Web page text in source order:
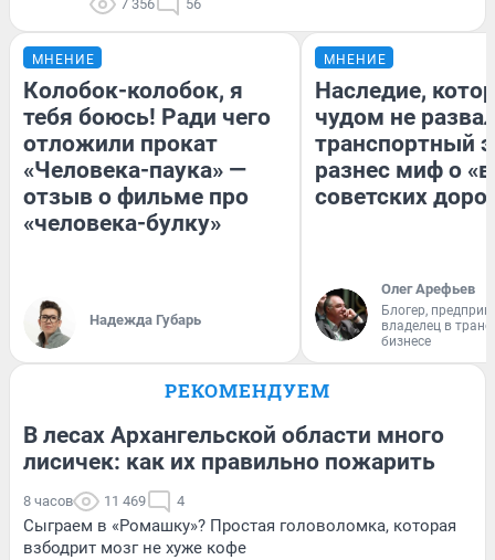
7 356 56
МНЕНИЕ
Колобок-колобок, я
тебя боюсь! Ради чего
отложили прокат
«Человека-паука» —
отзыв о фильме про
«человека-булку»
Надежда Губарь
МНЕНИЕ
Наследие,
чудом не
транспортный
разнес миф о
советских
Олег Арефьев
Блогер,
владелец в
бизнесе
РЕКОМЕНДУЕМ
В лесах Архангельской области много
лисичек: как их правильно пожарить
8 часов 11 469 4
Сыграем в «Ромашку»? Простая головоломка, которая
взбодрит мозг не хуже кофе